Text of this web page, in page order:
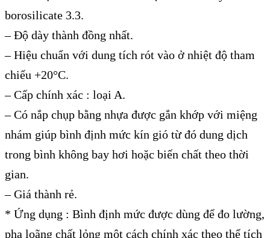
borosilicate 3.3.
– Độ dày thành đồng nhất.
– Hiệu chuẩn với dung tích rót vào ở nhiệt độ tham
chiếu +20°C.
– Cấp chính xác : loại A.
– Có nắp chụp bằng nhựa được gắn khớp với miệng
nhám giúp bình định mức kín gió từ đó dung dịch
trong bình không bay hơi hoặc biến chất theo thời
gian.
– Giá thành rẻ.
* Ứng dụng : Bình định mức được dùng để đo lường,
pha loãng chất lỏng một cách chính xác theo thể tích